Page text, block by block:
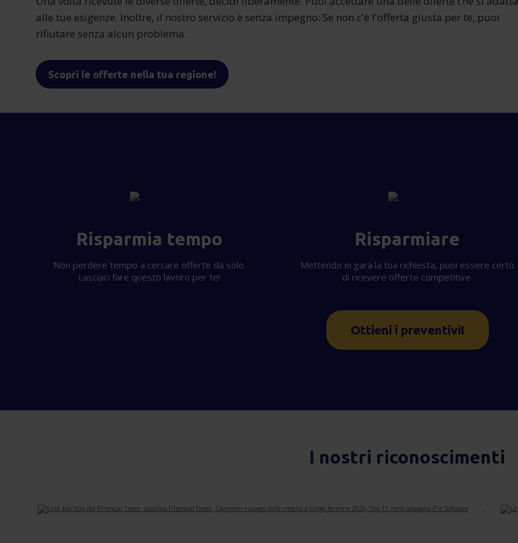
alle tue esigenze. Inoltre, il nostro servizio è senza impegno: Se non c'è l'offerta giusta per te, puoi
rifiutare senza alcun problema.
Scopri le offerte nella tua regione!
Risparmia tempo
Non perdere tempo a cercare offerte da solo.
Lasciaci fare questo lavoro per te!
Risparmiare
Mettendo in gara la tua richiesta, puoi essere certo
di ricevere offerte competitive.
Ottieni i preventivi!
I nostri riconoscimenti